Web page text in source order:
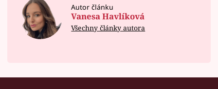
Autor článku
Vanesa Havlíková
Všechny články autora